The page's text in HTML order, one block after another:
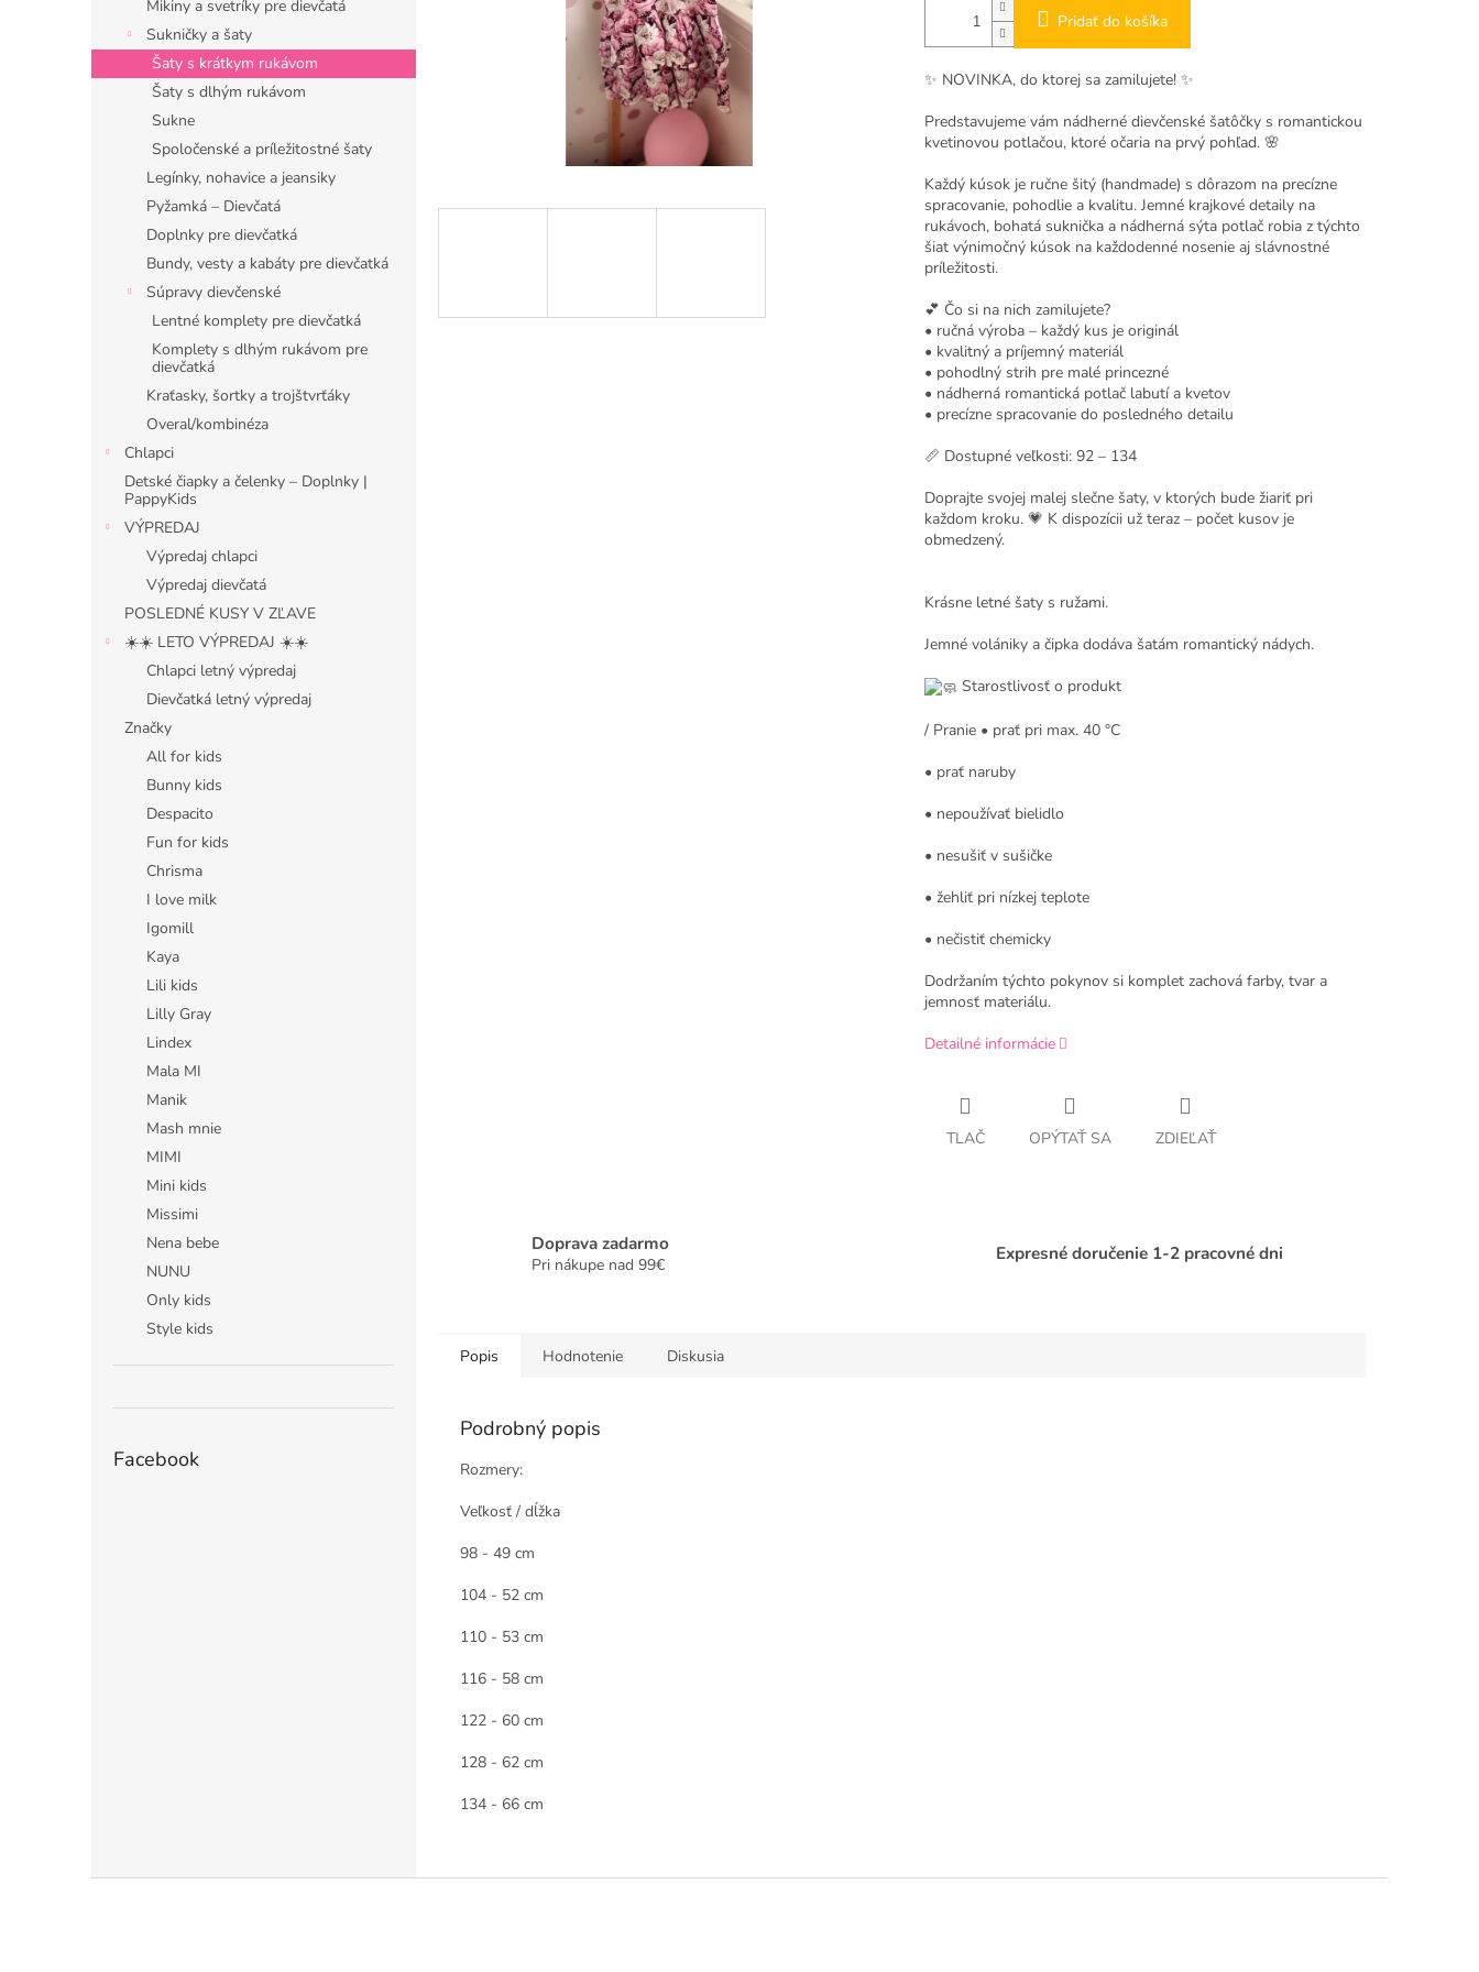
Mikiny a svetríky pre dievčatá
Sukničky a šaty
Šaty s krátkym rukávom
Šaty s dlhým rukávom
Sukne
Spoločenské a príležitostné šaty
Legínky, nohavice a jeansiky
Pyžamká – Dievčatá
Doplnky pre dievčatká
Bundy, vesty a kabáty pre dievčatká
Súpravy dievčenské
Lentné komplety pre dievčatká
Komplety s dlhým rukávom pre
dievčatká
Kraťasky, šortky a trojštvrťáky
Overal/kombinéza
Chlapci
Detské čiapky a čelenky – Doplnky |
PappyKids
VÝPREDAJ
Výpredaj chlapci
Výpredaj dievčatá
POSLEDNÉ KUSY V ZĽAVE
☀️☀️ LETO VÝPREDAJ ☀️☀️
Chlapci letný výpredaj
Dievčatká letný výpredaj
Značky
All for kids
Bunny kids
Despacito
Fun for kids
Chrisma
I love milk
Igomill
Kaya
Lili kids
Lilly Gray
Lindex
Mala MI
Manik
Mash mnie
MIMI
Mini kids
Missimi
Nena bebe
NUNU
Only kids
Style kids
Facebook
Pridať do košíka
✨ NOVINKA, do ktorej sa zamilujete!✨
Predstavujeme vám nádherné dievčenské šatôčky s romantickou
kvetinovou potlačou, ktoré očaria na prvý pohľad. 🌸
Každý kúsok je ručne šitý (handmade) s dôrazom na precízne
spracovanie, pohodlie a kvalitu. Jemné krajkové detaily na
rukávoch, bohatá suknička a nádherná sýta potlač robia z týchto
šiat výnimočný kúsok na každodenné nosenie aj slávnostné
príležitosti.
💕 Čo si na nich zamilujete?
• ručná výroba – každý kus je originál
• kvalitný a príjemný materiál
• pohodlný strih pre malé princezné
• nádherná romantická potlač labutí a kvetov
• precízne spracovanie do posledného detailu
📏 Dostupné veľkosti: 92 – 134
Doprajte svojej malej slečne šaty, v ktorých bude žiariť pri
každom kroku. 💗 K dispozícii už teraz – počet kusov je
obmedzený.
Krásne letné šaty s ružami.
Jemné volániky a čipka dodáva šatám romantický nádych.
Starostlivosť o produkt
/ Pranie • prať pri max. 40 °C
• prať naruby
• nepoužívať bielidlo
• nesušiť v sušičke
• žehliť pri nízkej teplote
• nečistiť chemicky
Dodržaním týchto pokynov si komplet zachová farby, tvar a
jemnosť materiálu.
Detailné informácie
TLAČ OPÝTAŤ SA ZDIEĽAŤ
Doprava zadarmo
Pri nákupe nad 99€ Expresné doručenie 1-2 pracovné dni
Popis Hodnotenie Diskusia
Podrobný popis
Rozmery:
Veľkosť / dĺžka
98 - 49 cm
104 - 52 cm
110 - 53 cm
116 - 58 cm
122 - 60 cm
128 - 62 cm
134 - 66 cm